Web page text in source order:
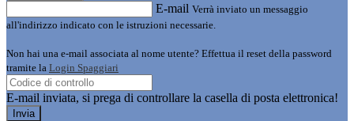
E-mail Verrà inviato un messaggio
all'indirizzo indicato con le istruzioni necessarie.
Non hai una e-mail associata al nome utente? Effettua il reset della password
tramite la Login Spaggiari
E-mail inviata, si prega di controllare la casella di posta elettronica!